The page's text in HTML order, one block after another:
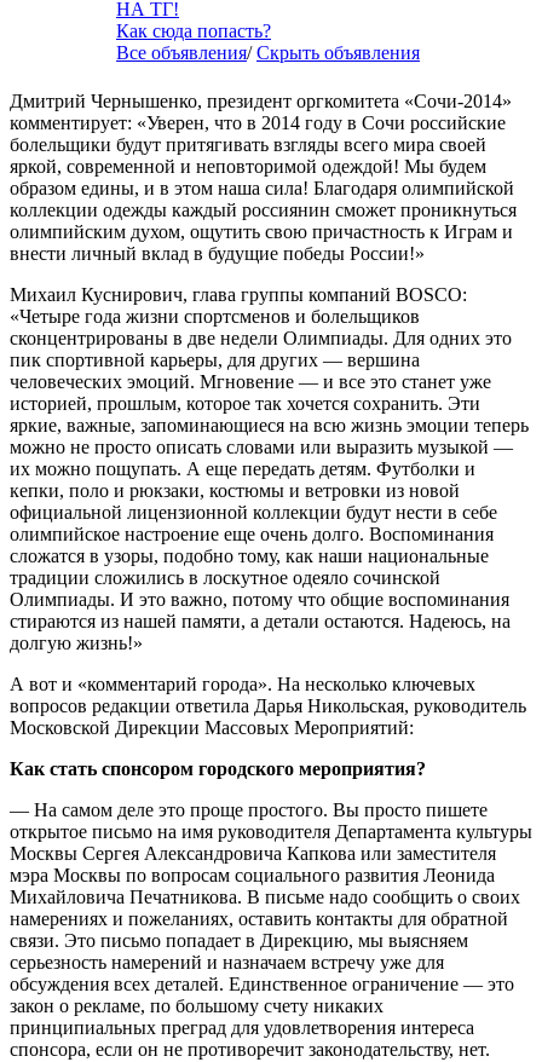
НА ТГ!
Как сюда попасть?
Все объявления/Скрыть объявления
Дмитрий Чернышенко, президент оргкомитета «Сочи-2014»
комментирует: «Уверен, что в 2014 году в Сочи российские
болельщики будут притягивать взгляды всего мира своей
яркой, современной и неповторимой одеждой! Мы будем
образом едины, и в этом наша сила! Благодаря олимпийской
коллекции одежды каждый россиянин сможет проникнуться
олимпийским духом, ощутить свою причастность к Играм и
внести личный вклад в будущие победы России!»
Михаил Куснирович, глава группы компаний BOSCO:
«Четыре года жизни спортсменов и болельщиков
сконцентрированы в две недели Олимпиады. Для одних это
пик спортивной карьеры, для других — вершина
человеческих эмоций. Мгновение — и все это станет уже
историей, прошлым, которое так хочется сохранить. Эти
яркие, важные, запоминающиеся на всю жизнь эмоции теперь
можно не просто описать словами или выразить музыкой —
их можно пощупать. А еще передать детям. Футболки и
кепки, поло и рюкзаки, костюмы и ветровки из новой
официальной лицензионной коллекции будут нести в себе
олимпийское настроение еще очень долго. Воспоминания
сложатся в узоры, подобно тому, как наши национальные
традиции сложились в лоскутное одеяло сочинской
Олимпиады. И это важно, потому что общие воспоминания
стираются из нашей памяти, а детали остаются. Надеюсь, на
долгую жизнь!»
А вот и «комментарий города». На несколько ключевых
вопросов редакции ответила Дарья Никольская, руководитель
Московской Дирекции Массовых Мероприятий:
Как стать спонсором городского мероприятия?
— На самом деле это проще простого. Вы просто пишете
открытое письмо на имя руководителя Департамента культуры
Москвы Сергея Александровича Капкова или заместителя
мэра Москвы по вопросам социального развития Леонида
Михайловича Печатникова. В письме надо сообщить о своих
намерениях и пожеланиях, оставить контакты для обратной
связи. Это письмо попадает в Дирекцию, мы выясняем
серьезность намерений и назначаем встречу уже для
обсуждения всех деталей. Единственное ограничение — это
закон о рекламе, по большому счету никаких
принципиальных преград для удовлетворения интереса
спонсора, если он не противоречит законодательству, нет.